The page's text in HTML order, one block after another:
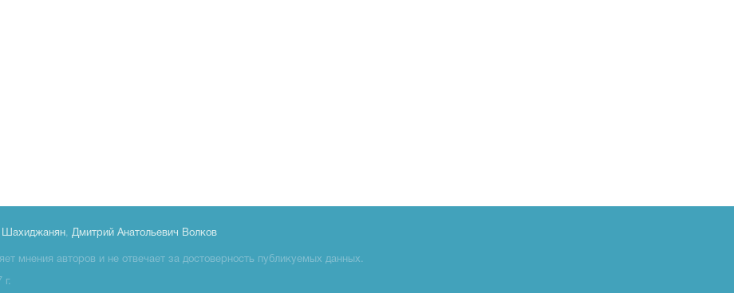
Шахиджанян, Дмитрий Анатольевич Волков
мнения авторов и не отвечает за достоверность публикуемых данных.
г.